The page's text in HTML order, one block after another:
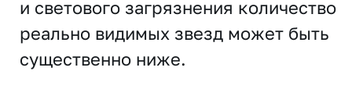
и светового загрязнения количество
реально видимых звезд может быть
существенно ниже.